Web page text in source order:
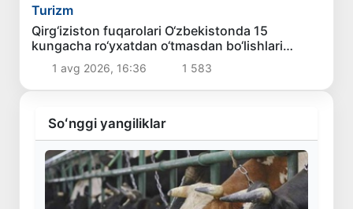
Turizm
Qirg‘iziston fuqarolari O‘zbekistonda 15
kungacha ro‘yxatdan o‘tmasdan bo‘lishlari
1 avg 2026, 16:36 1 583
Soʻnggi yangiliklar